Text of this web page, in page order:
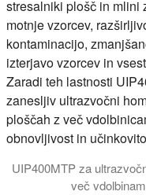
stresalniki plošč in mlini
motnje vzorcev,
kontaminacijo,
izterjavo vzorcev in
Zaradi teh lastnosti
zanesljiv ultrazvočni
ploščah z več
obnovljivost in
UIP400MTP za
več